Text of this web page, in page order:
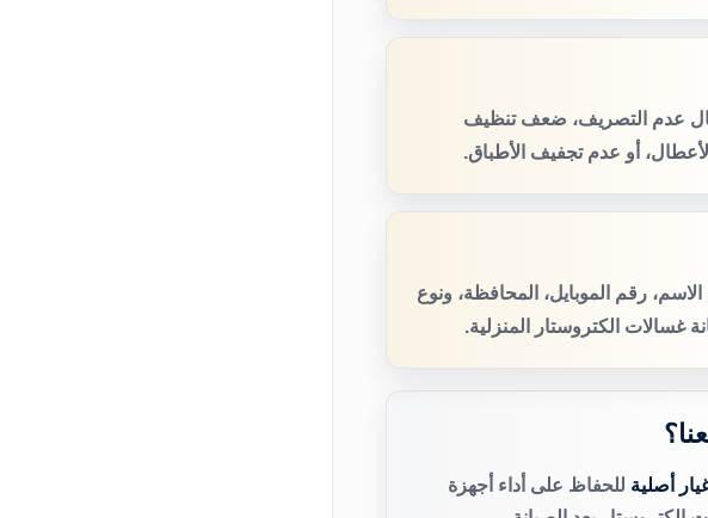
عدم التصريف، ضعف تنظيف
أو عدم تجفيف الأطباق.
رقم الموبايل، المحافظة، ونوع
غسالات الكتروستار المنزلية.
أصلية للحفاظ على أداء أجهزة